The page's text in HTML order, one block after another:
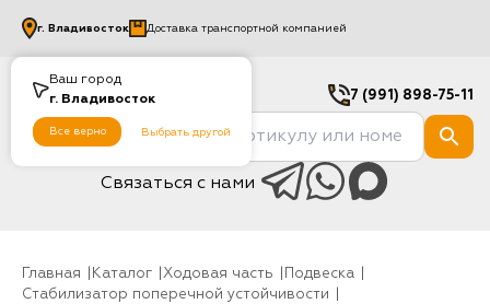
Ваш город
г. Владивосток
Все верно Выбрать другой
г. Владивосток Доставка транспортной компанией
7 (991) 898-75-11
Связаться с нами
Главная Каталог Ходовая часть
Подвеска
Стабилизатор поперечной устойчивости